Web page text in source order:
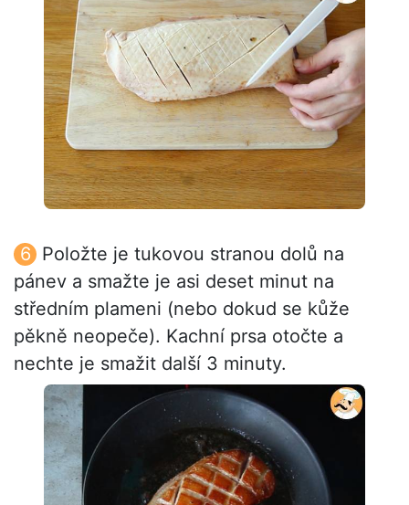
Položte je tukovou stranou dolů na
pánev a smažte je asi deset minut na
středním plameni (nebo dokud se kůže
pěkně neopeče). Kachní prsa otočte a
nechte je smažit další 3 minuty.